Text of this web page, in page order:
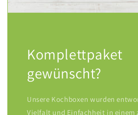
Komplettpaket
gewünscht?
Unsere Kochboxen wurden
Vielfalt und Einfachheit in einem